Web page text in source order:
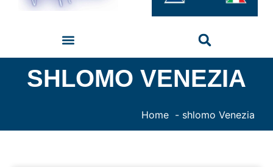
SHLOMO VENEZIA
Home shlomo Venezia